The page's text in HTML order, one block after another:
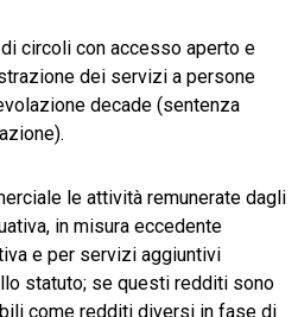
circoli con accesso aperto e
dei servizi a persone
decade (sentenza
le attività remunerate dagli
in misura eccedente
e per servizi aggiuntivi
statuto; se questi redditi sono
come redditi diversi in fase di